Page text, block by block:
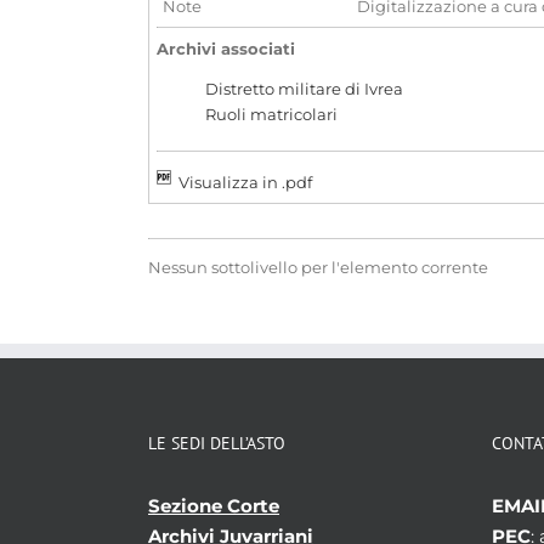
Note
Digitalizzazione a cura
Archivi associati
Distretto militare di Ivrea
Ruoli matricolari
Visualizza in .pdf
Nessun sottolivello per l'elemento corrente
LE SEDI DELL’ASTO
Sezione Corte
Archivi Juvarriani
PEC: